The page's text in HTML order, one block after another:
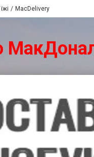
MacDelivery